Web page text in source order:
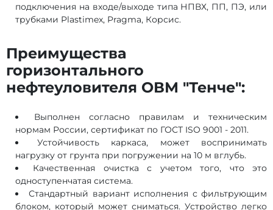
подключения на входе/выходе типа НПВХ, ПП, ПЭ, или
трубками Plastimex, Pragma, Корсис.
Преимущества
горизонтального
нефтеуловителя ОВМ "Тенче":
Выполнен согласно правилам и техническим
нормам России, сертификат по ГОСТ ISO 9001 - 2011.
Устойчивость каркаса, может воспринимать
нагрузку от грунта при погружении на 10 м вглубь.
Качественная очистка с учетом того, что это
одноступенчатая система.
Стандартный вариант исполнения с фильтрующим
блоком, который может сниматься. Устройство легко